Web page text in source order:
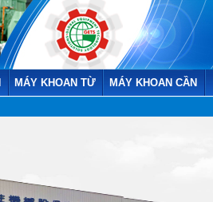
MÁY KHOAN TỪ MÁY KHOAN CẦN